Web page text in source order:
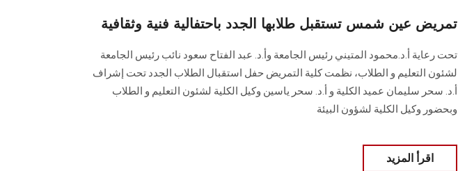
تمريض عين شمس تستقبل طلابها الجدد باحتفالية فنية وثقافية
تحت رعاية أ.د.محمود المتيني رئيس الجامعة وأ.د. عبد الفتاح سعود نائب رئيس الجامعة
لشئون التعليم و الطلاب، نظمت كلية التمريض حفل استقبال الطلاب الجدد تحت إشراف
أ.د. سحر سليمان عميد الكلية و أ.د. سحر ياسين وكيل الكلية لشئون التعليم و الطلاب
وبحضور وكيل الكلية لشؤون البيئة
اقرأ المزيد